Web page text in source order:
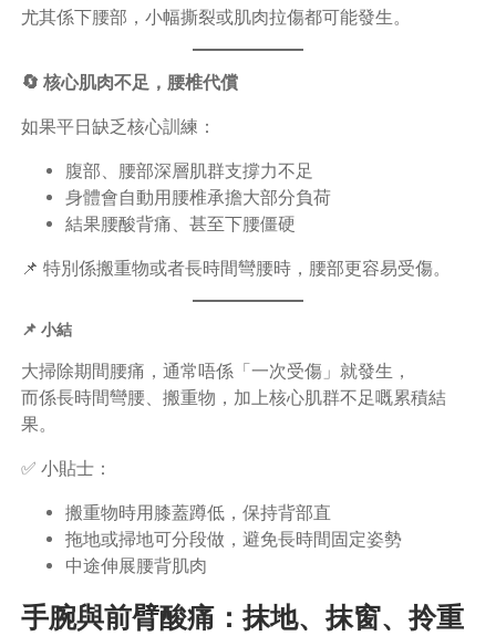
尤其係下腰部，小幅撕裂或肌肉拉傷都可能發生。
🔄 核心肌肉不足，腰椎代償
如果平日缺乏核心訓練：
腹部、腰部深層肌群支撐力不足
身體會自動用腰椎承擔大部分負荷
結果腰酸背痛、甚至下腰僵硬
📌 特別係搬重物或者長時間彎腰時，腰部更容易受傷。
📌 小結
大掃除期間腰痛，通常唔係「一次受傷」就發生，
而係長時間彎腰、搬重物，加上核心肌群不足嘅累積結
果。
✅ 小貼士：
搬重物時用膝蓋蹲低，保持背部直
拖地或掃地可分段做，避免長時間固定姿勢
中途伸展腰背肌肉
手腕與前臂酸痛：抹地、抹窗、拎重